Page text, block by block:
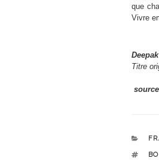
que
Vivre
Titre